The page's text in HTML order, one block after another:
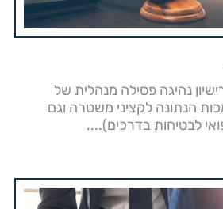
נהיגה פסילה מנהלית של
הנתונה לקציני משטרה וגם
לבטיחות בדרכים)....